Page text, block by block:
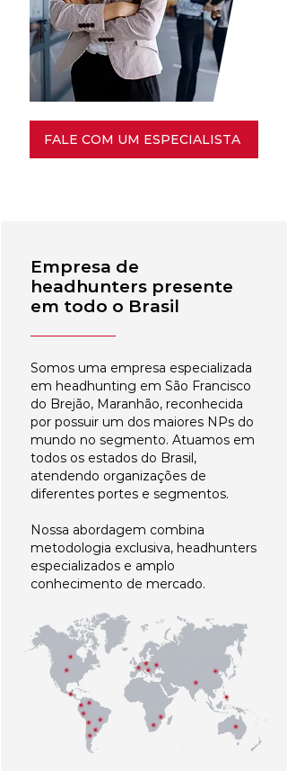
FALE COM UM ESPECIALISTA
Empresa de
headhunters presente
em todo o Brasil
Somos uma empresa especializada
em headhunting em São Francisco
do Brejão, Maranhão, reconhecida
por possuir um dos maiores NPs do
mundo no segmento. Atuamos em
todos os estados do Brasil,
atendendo organizações de
diferentes portes e segmentos.
Nossa abordagem combina
metodologia exclusiva, headhunters
especializados e amplo
conhecimento de mercado.